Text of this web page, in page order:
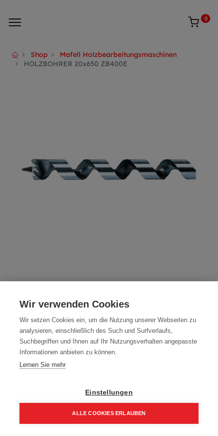
0
Shop
Mafell Holzbearbeitungsmaschinen
HOLZBOHRER 20x650 ZB400E
Artikelnummer:090206
151,10€
181,32 € inkl. Mwst
151,10 € / Stk.
In den Einkaufskorb
Wir verwenden Cookies
Wir setzen Cookies ein, um die Nutzung unserer Webseiten zu
analysieren, einschließlich des Such und Surfverlaufs,
Suchbegriffen und Ihnen auf Ihr Nutzungsverhalten angepasste
Informationen anbieten zu können.
Lernen Sie mehr
Einstellungen
ALLE COOKIES ERLAUBEN